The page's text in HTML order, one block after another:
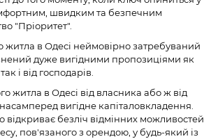
швидким та безпечним
"Пріоритет".
житла в Одесі неймовірно затребуваний
дуже вигідними пропозиціями як
і від господарів.
житла в Одесі від власника або ж від
вигідне капіталовкладення.
відкриває безліч відмінних можливостей
пов'язаного з орендою, у будь-який із